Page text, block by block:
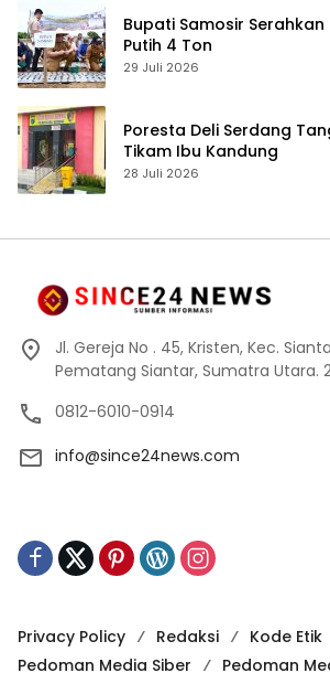
Bupati Samosir
Putih 4 Ton
29 Juli 2026
Poresta Deli Serdang
Tikam Ibu Kandung
28 Juli 2026
Jl. Gereja No . 45, Kristen, Kec.
Pematang Siantar, Sumatra Utara.
0812-6010-0914
info@since24news.com
Privacy Policy Redaksi
Kode Etik
Pedoman Media Siber
Pedoman